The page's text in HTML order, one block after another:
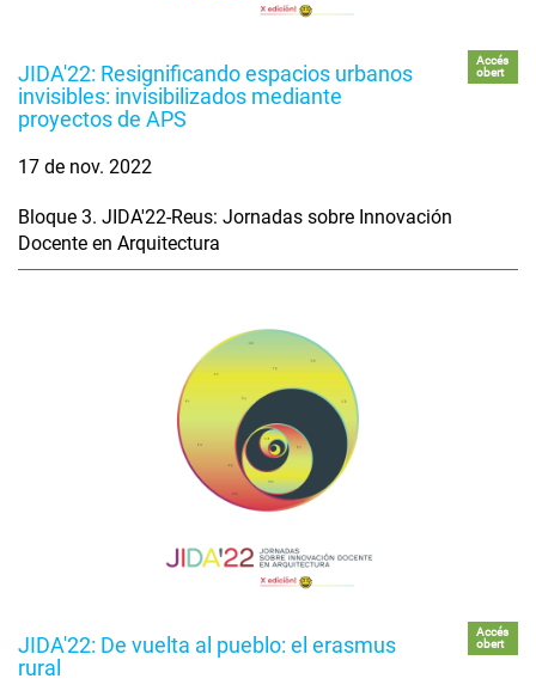
JIDA'22: Resignificando espacios urbanos
invisibles: invisibilizados mediante
proyectos de APS
Accés
obert
17 de nov. 2022
Bloque 3. JIDA'22-Reus: Jornadas sobre Innovación
Docente en Arquitectura
JIDA'22: De vuelta al pueblo: el erasmus
rural
Accés
obert